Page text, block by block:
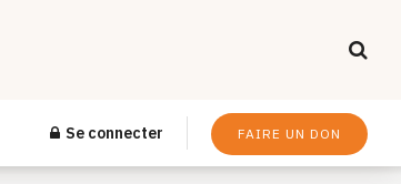
Se connecter FAIRE UN DON